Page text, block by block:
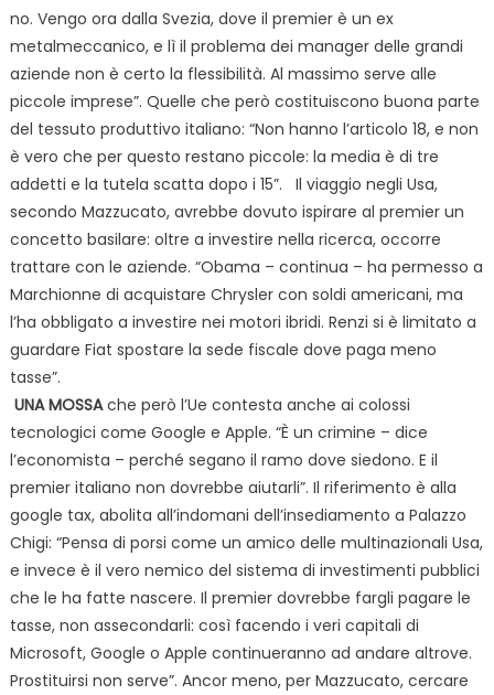
no. Vengo ora dalla Svezia, dove il premier è un ex
metalmeccanico, e lì il problema dei manager delle grandi
aziende non è certo la flessibilità. Al massimo serve alle
piccole imprese”. Quelle che però costituiscono buona parte
del tessuto produttivo italiano: “Non hanno l’articolo 18, e non
è vero che per questo restano piccole: la media è di tre
addetti e la tutela scatta dopo i 15”.
Il viaggio negli Usa,
secondo Mazzucato, avrebbe dovuto ispirare al premier un
concetto basilare: oltre a investire nella ricerca, occorre
trattare con le aziende. “Obama – continua – ha permesso a
Marchionne di acquistare Chrysler con soldi americani, ma
l’ha obbligato a investire nei motori ibridi. Renzi si è limitato a
guardare Fiat spostare la sede fiscale dove paga meno
tasse”.
UNA MOSSAche però l’Ue contesta anche ai colossi
tecnologici come Google e Apple. “È un crimine – dice
l’economista – perché segano il ramo dove siedono. E il
premier italiano non dovrebbe aiutarli”. Il riferimento è alla
google tax, abolita all’indomani dell’insediamento a Palazzo
Chigi: “Pensa di porsi come un amico delle multinazionali Usa,
e invece è il vero nemico del sistema di investimenti pubblici
che le ha fatte nascere. Il premier dovrebbe fargli pagare le
tasse, non assecondarli: così facendo i veri capitali di
Microsoft, Google o Apple continueranno ad andare altrove.
Prostituirsi non serve”. Ancor meno, per Mazzucato, cercare